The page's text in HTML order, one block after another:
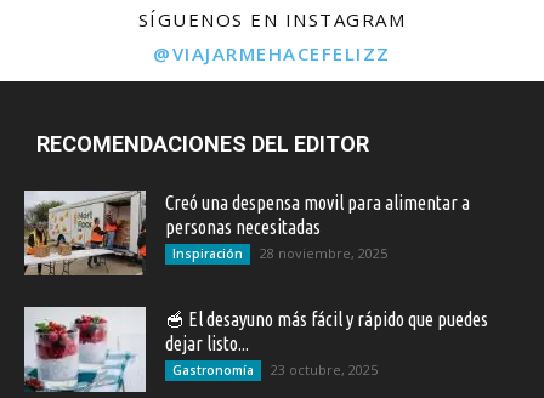
SÍGUENOS EN INSTAGRAM
@VIAJARMEHACEFELIZZ
RECOMENDACIONES DEL EDITOR
Creó una despensa movil para alimentar a
personas necesitadas
Inspiración 28 noviembre, 2025
🥣 El desayuno más fácil y rápido que puedes
dejar listo...
Gastronomía 23 octubre, 2025